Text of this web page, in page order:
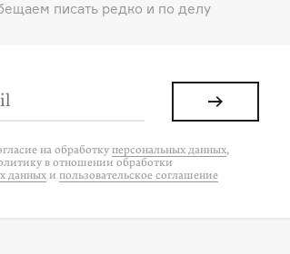
писать редко и по делу
на обработку персональных данных,
в отношении обработки
данных и пользовательское соглашение